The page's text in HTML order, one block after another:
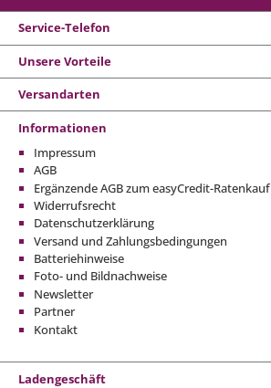
Service-Telefon
Unsere Vorteile
Versandarten
Informationen
Impressum
AGB
Ergänzende AGB zum easyCredit-Ratenkauf
Widerrufsrecht
Datenschutzerklärung
Versand und Zahlungsbedingungen
Batteriehinweise
Foto- und Bildnachweise
Newsletter
Partner
Kontakt
Ladengeschäft